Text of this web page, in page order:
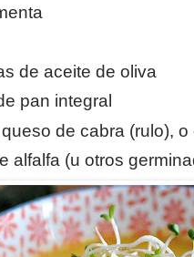
de aceite de oliva
pan integral
de cabra (rulo),
alfalfa (u otros